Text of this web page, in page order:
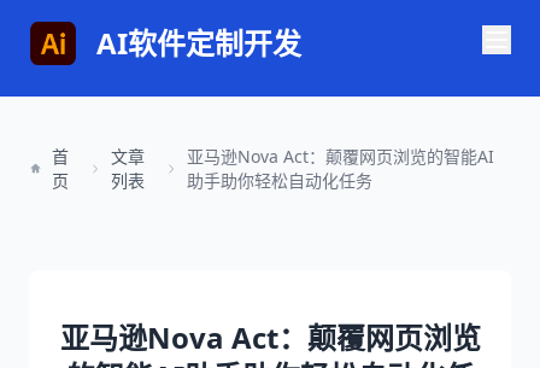
AI软件定制开发
首
页
文章
列表
亚马逊Nova Act：颠覆网页浏览的智能AI
助手助你轻松自动化任务
亚马逊Nova Act：颠覆网页浏览